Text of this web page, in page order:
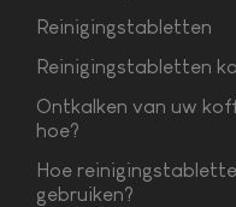
Reinigingstabletten
Reinigingstabletten
Ontkalken van uw
hoe?
Hoe
gebruiken?